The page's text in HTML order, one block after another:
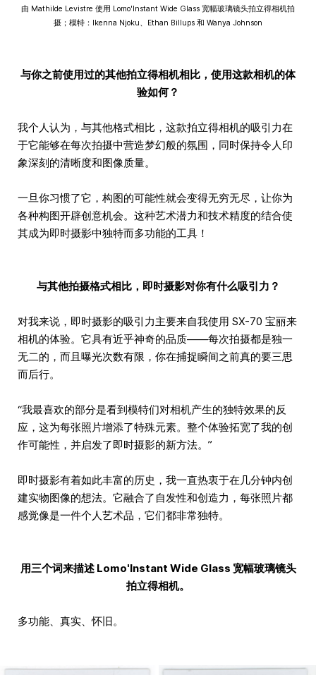
由 Mathilde Levistre 使用 Lomo'Instant Wide Glass 宽幅玻璃镜头拍立得相机拍
摄；模特：Ikenna Njoku、Ethan Billups 和 Wanya Johnson
与你之前使用过的其他拍立得相机相比，使用这款相机的体
验如何？
我个人认为，与其他格式相比，这款拍立得相机的吸引力在
于它能够在每次拍摄中营造梦幻般的氛围，同时保持令人印
象深刻的清晰度和图像质量。
一旦你习惯了它，构图的可能性就会变得无穷无尽，让你为
各种构图开辟创意机会。这种艺术潜力和技术精度的结合使
其成为即时摄影中独特而多功能的工具！
与其他拍摄格式相比，即时摄影对你有什么吸引力？
对我来说，即时摄影的吸引力主要来自我使用 SX-70 宝丽来
相机的体验。它具有近乎神奇的品质——每次拍摄都是独一
无二的，而且曝光次数有限，你在捕捉瞬间之前真的要三思
而后行。
“我最喜欢的部分是看到模特们对相机产生的独特效果的反
应，这为每张照片增添了特殊元素。整个体验拓宽了我的创
作可能性，并启发了即时摄影的新方法。”
即时摄影有着如此丰富的历史，我一直热衷于在几分钟内创
建实物图像的想法。它融合了自发性和创造力，每张照片都
感觉像是一件个人艺术品，它们都非常独特。
用三个词来描述 Lomo'Instant Wide Glass 宽幅玻璃镜头
拍立得相机。
多功能、真实、怀旧。